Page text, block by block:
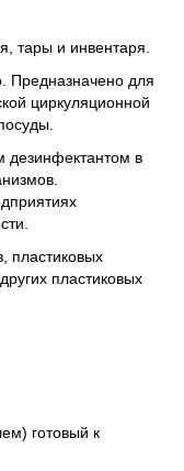
тары и инвентаря.
Предназначено для
циркуляционной
дезинфектантом в
пластиковых
пластиковых
готовый к